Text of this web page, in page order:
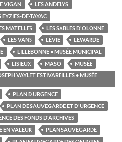
VIGAN
LES ANDELYS
EYZIES-DE-TAYAC
MATELLES
LES SABLES D'OLONNE
LES VANS LÉVIE
LEWARDE
LILLEBONNE • MUSÉE MUNICIPAL
LISIEUX MASO
MUSÉE
VAYLET ESTIVAREILLES • MUSÉE
PLAN D URGENCE
PLAN DE SAUVEGARDE ET D'URGENCE
DES FONDS D'ARCHIVES
EN VALEUR
PLAN SAUVEGARDE